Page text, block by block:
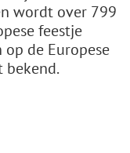
wordt over 799
feestje
de Europese
bekend.